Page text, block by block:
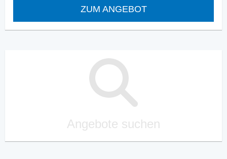
ZUM ANGEBOT
Angebote suchen